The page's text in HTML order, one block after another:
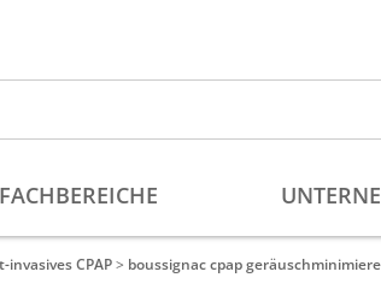
invasives CPAP> boussignac cpap